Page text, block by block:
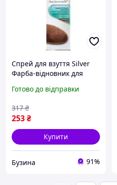
Спрей для взуття Silver
Фарба-відновник для
Коричневий 300 мл
Готово до відправки
253₴
317 ₴
Купити
Бузина 91%